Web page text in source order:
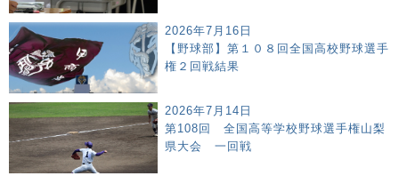
2026年7月16日
【野球部】第１０８回全国高校野球選手
権２回戦結果
2026年7月14日
第108回 全国高等学校野球選手権山梨
県大会 一回戦